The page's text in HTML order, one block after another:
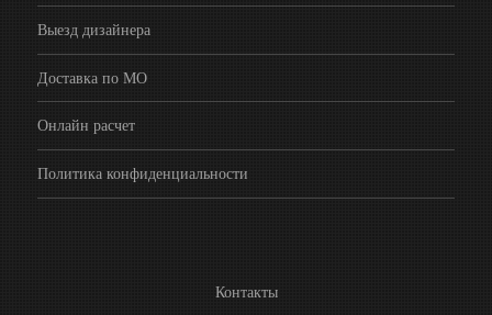
Выезд дизайнера
Доставка по МО
Онлайн расчет
Политика конфиденциальности
Контакты